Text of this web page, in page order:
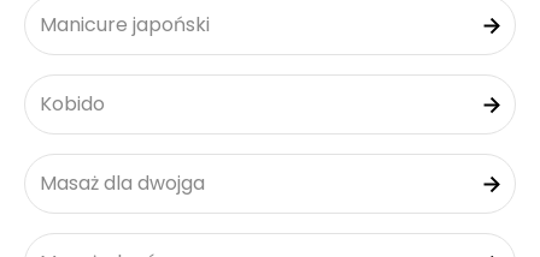
Manicure japoński
Kobido
Masaż dla dwojga